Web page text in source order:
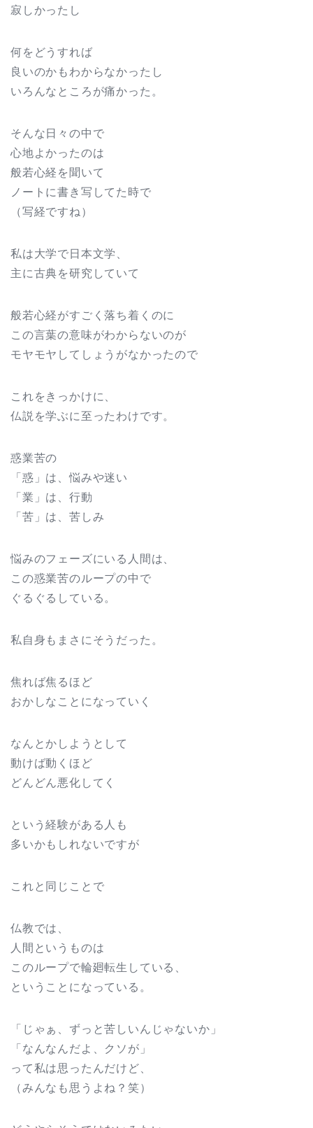
寂しかったし
何をどうすれば
良いのかもわからなかったし
いろんなところが痛かった。
そんな日々の中で
心地よかったのは
般若心経を聞いて
ノートに書き写してた時で
（写経ですね）
私は大学で日本文学、
主に古典を研究していて
般若心経がすごく落ち着くのに
この言葉の意味がわからないのが
モヤモヤしてしょうがなかったので
これをきっかけに、
仏説を学ぶに至ったわけです。
惑業苦の
「惑」は、悩みや迷い
「業」は、行動
「苦」は、苦しみ
悩みのフェーズにいる人間は、
この惑業苦のループの中で
ぐるぐるしている。
私自身もまさにそうだった。
焦れば焦るほど
おかしなことになっていく
なんとかしようとして
動けば動くほど
どんどん悪化してく
という経験がある人も
多いかもしれないですが
これと同じことで
仏教では、
人間というものは
このループで輪廻転生している、
ということになっている。
「じゃぁ、ずっと苦しいんじゃないか」
「なんなんだよ、クソが」
って私は思ったんだけど、
（みんなも思うよね？笑）